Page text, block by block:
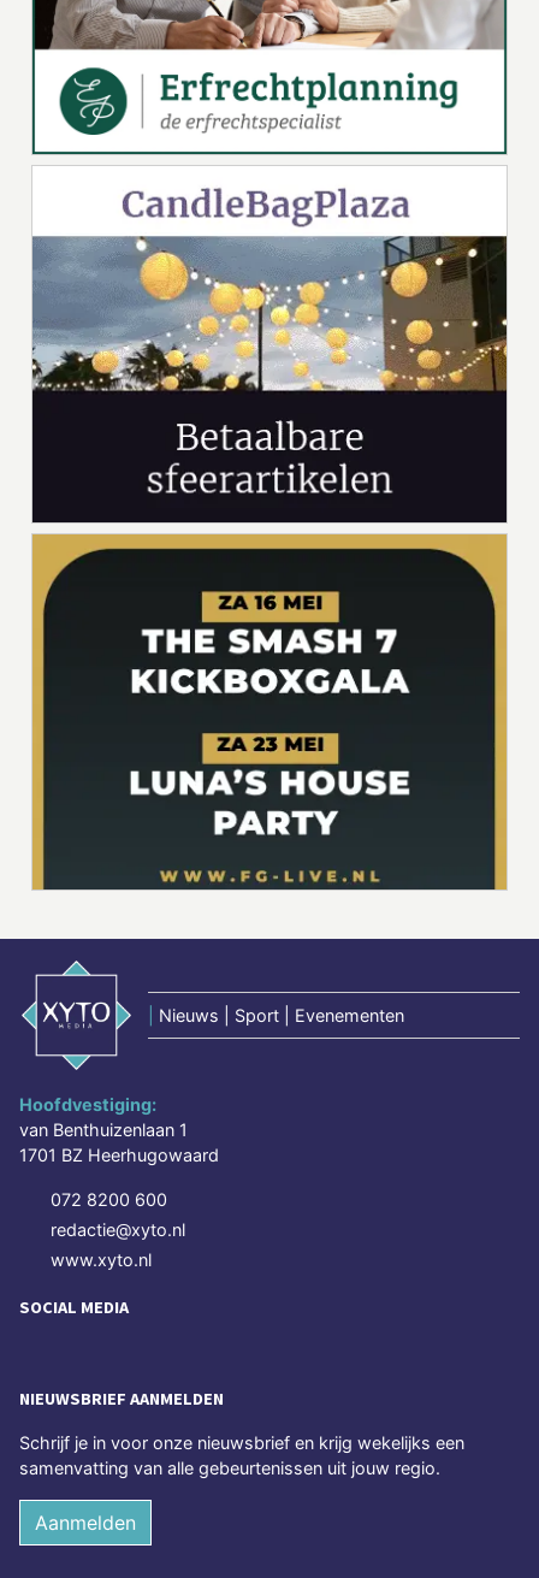
Nieuws | Sport | Evenementen
Hoofdvestiging:
van Benthuizenlaan 1
1701 BZ Heerhugowaard
072 8200 600
redactie@xyto.nl
www.xyto.nl
SOCIAL MEDIA
NIEUWSBRIEF AANMELDEN
Schrijf je in voor onze nieuwsbrief en krijg wekelijks een
samenvatting van alle gebeurtenissen uit jouw regio.
Aanmelden